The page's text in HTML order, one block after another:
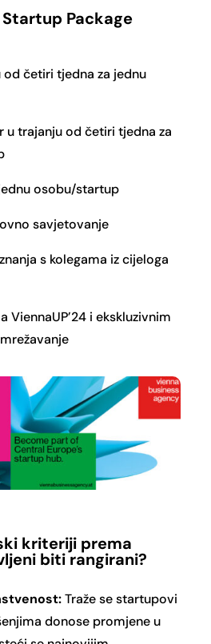
Package
od četiri tjedna za jednu
u trajanju od četiri tjedna za
osobu/startup
savjetovanje
s kolegama iz cijeloga
ViennaUP’24 i ekskluzivnim
kriteriji prema
biti rangirani?
Traže se startupovi
donose promjene u